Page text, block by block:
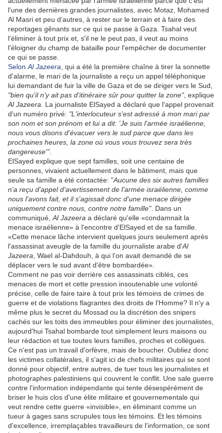
l'une des dernières grandes journalistes, avec Motaz, Mohamed
Al Masri et peu d’autres, à rester sur le terrain et à faire des
reportages gênants sur ce qui se passe à Gaza. Tsahal veut
l'éliminer à tout prix et, s'il ne le peut pas, il veut au moins
l'éloigner du champ de bataille pour l'empêcher de documenter
ce qui se passe.
Selon Al Jazeera , qui a été la première chaîne à tirer la sonnette
d'alarme, le mari de la journaliste a reçu un appel téléphonique
lui demandant de fuir la ville de Gaza et de se diriger vers le Sud,
"bien qu'il n'y ait pas d'itinéraire sûr pour quitter la zone", explique
Al Jazeera . La journaliste ElSayed a déclaré que l'appel provenait
d'un numéro privé: "L'interlocuteur s'est adressé à mon mari par
son nom et son prénom et lui a dit: 'Je suis l'armée israélienne,
nous vous disons d'évacuer vers le sud parce que dans les
prochaines heures, la zone où vous vous trouvez sera très
dangereuse'".
ElSayed explique que sept familles, soit une centaine de
personnes, vivaient actuellement dans le bâtiment, mais que
seule sa famille a été contactée: "Aucune des six autres familles
n'a reçu d'appel d'avertissement de l'armée israélienne, comme
nous l'avons fait, et il s'agissait donc d'une menace dirigée
uniquement contre nous, contre notre famille". Dans un
communiqué, Al Jazeera a déclaré qu'elle «condamnait la
menace israélienne» à l'encontre d'ElSayed et de sa famille.
«Cette menace lâche intervient quelques jours seulement après
l'assassinat aveugle de la famille du journaliste arabe d'Al
Jazeera , Wael al-Dahdouh, à qui l'on avait demandé de se
déplacer vers le sud avant d'être bombardée».
Comment ne pas voir derrière ces assassinats ciblés, ces
menaces de mort et cette pression insoutenable une volonté
précise, celle de faire taire à tout prix les témoins de crimes de
guerre et de violations flagrantes des droits de l'Homme? Il n'y a
même plus le secret du Mossad ou la discrétion des snipers
cachés sur les toits des immeubles pour éliminer des journalistes,
aujourd'hui Tsahal bombarde tout simplement leurs maisons ou
leur rédaction et tue toutes leurs familles, proches et collègues.
Ce n'est pas un travail d'orfèvre, mais de boucher. Oubliez donc
les victimes collatérales, il s'agit ici de chefs militaires qui se sont
donné pour objectif, entre autres, de tuer tous les journalistes et
photographes palestiniens qui couvrent le conflit. Une sale guerre
contre l'information indépendante qui tente désespérément de
briser le huis clos d'une élite militaire et gouvernementale qui
veut rendre cette guerre «invisible», en éliminant comme un
tueur à gages sans scrupules tous les témoins. Et les témoins
d'excellence, irremplaçables travailleurs de l'information, ce sont